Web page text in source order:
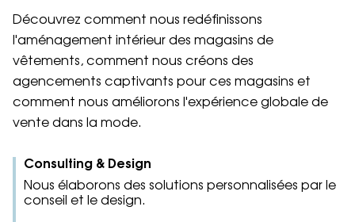
Découvrez comment nous redéfinissons
l'aménagement intérieur des magasins de
vêtements, comment nous créons des
agencements captivants pour ces magasins et
comment nous améliorons l'expérience globale de
vente dans la mode.
Consulting & Design
Nous élaborons des solutions personnalisées par le
conseil et le design.